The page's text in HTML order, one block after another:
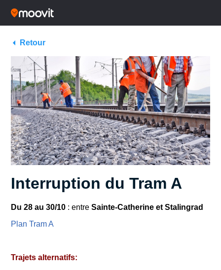
Retour
Interruption du Tram A
Du 28 au 30/10 : entre Sainte-Catherine et Stalingrad
Plan Tram A
Trajets alternatifs: